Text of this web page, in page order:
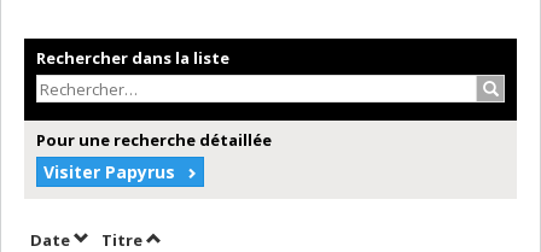
Rechercher dans la liste
Pour une recherche détaillée
Visiter Papyrus
DateTrier par date en ordre décroissant
TitreTrier par titre en ordre décroissant